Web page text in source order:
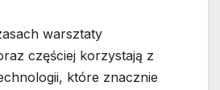
warsztaty
częściej korzystają z
które znacznie